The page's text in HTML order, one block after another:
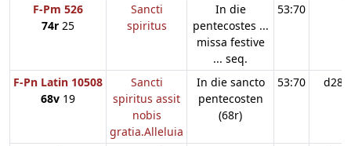
F-Pm 526
74r 25
Sancti
spiritus
In die
pentecostes ...
missa festive
... seq.
53:70
F-Pn Latin 10508
68v 19
Sancti
spiritus assit
nobis
gratia.Alleluia
In die sancto
pentecosten
(68r)
53:70 d28